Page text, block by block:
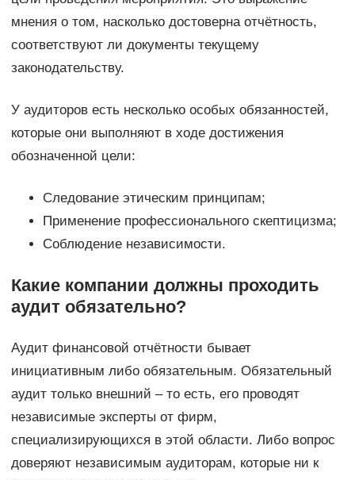
мнения о том, насколько достоверна отчётность,
соответствуют ли документы текущему
законодательству.
У аудиторов есть несколько особых обязанностей,
которые они выполняют в ходе достижения
обозначенной цели:
Следование этическим принципам;
Применение профессионального скептицизма;
Соблюдение независимости.
Какие компании должны проходить
аудит обязательно?
Аудит финансовой отчётности бывает
инициативным либо обязательным. Обязательный
аудит только внешний – то есть, его проводят
независимые эксперты от фирм,
специализирующихся в этой области. Либо вопрос
доверяют независимым аудиторам, которые ни к